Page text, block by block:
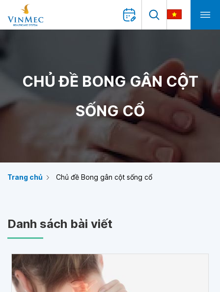
CHỦ ĐỀ BONG GÂN CỘT
SỐNG CỔ
Trang chủ Chủ đề Bong gân cột sống cổ
Danh sách bài viết